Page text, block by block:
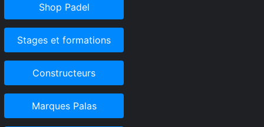
Shop Padel
Stages et formations
Constructeurs
Marques Palas